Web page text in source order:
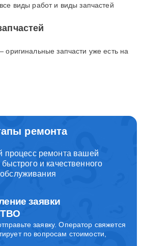
виды работ и виды запчастей
запчасти уже есть на
ремонта
процесс ремонта вашей
и качественного
обслуживания
заявки
заявку. Оператор свяжется
по вопросам стоимости,